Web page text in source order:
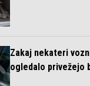
Zakaj nekateri
ogledalo privežejo